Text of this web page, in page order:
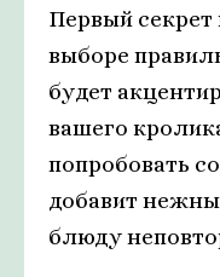
Первый секрет
выборе
будет
вашего
попробовать
добавит
блюду